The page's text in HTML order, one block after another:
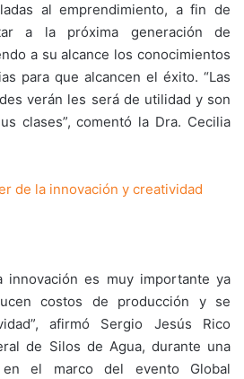
al emprendimiento, a fin de
a la próxima generación de
a su alcance los conocimientos
para que alcancen el éxito. “Las
verán les será de utilidad y son
clases”, comentó la Dra. Cecilia
de la innovación y creatividad
innovación es muy importante ya
costos de producción y se
afirmó Sergio Jesús Rico
de Silos de Agua, durante una
el marco del evento Global